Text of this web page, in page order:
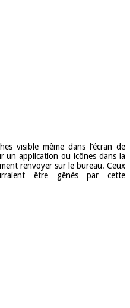
visible même dans l’écran de
un application ou icônes dans la
renvoyer sur le bureau. Ceux
être gênés par cette